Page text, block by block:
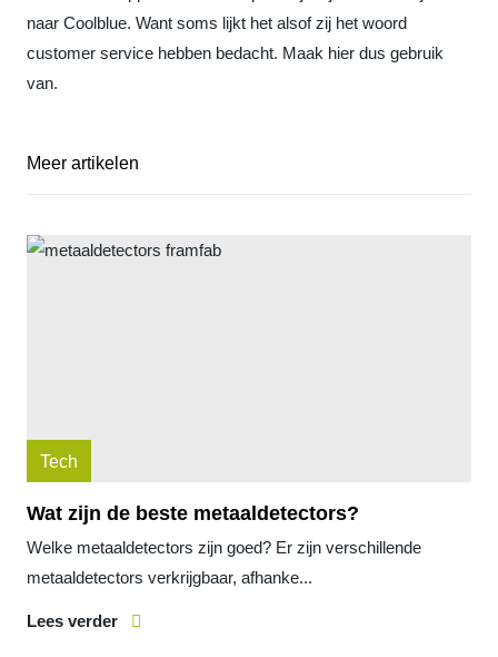
naar Coolblue. Want soms lijkt het alsof zij het woord
customer service hebben bedacht. Maak hier dus gebruik
van.
Meer artikelen
Tech
Wat zijn de beste metaaldetectors?
Welke metaaldetectors zijn goed? Er zijn verschillende
metaaldetectors verkrijgbaar, afhanke...
Lees verder